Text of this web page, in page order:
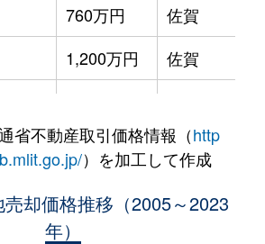
760万円
佐賀
1,200万円
佐賀
100万円
佐賀
170万円
省不動産取引価格情報（http
）を加工して作成
却価格推移（2005～2023
年）